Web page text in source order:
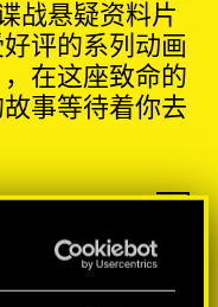
战悬疑资料片
评的系列动画
，在这座致命的
事等待着你去